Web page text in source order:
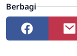
Berbagi